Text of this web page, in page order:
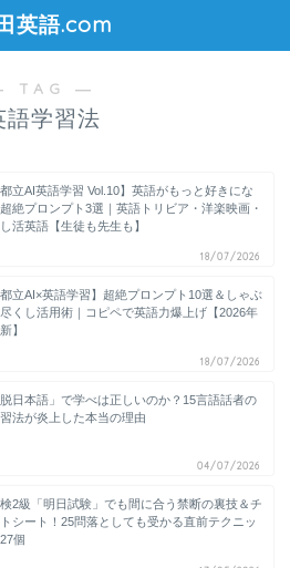
英語.com
TAG ―
語学習法
都立AI英語学習 Vol.10】英語がもっと好きにな
絶プロンプト3選｜英語トリビア・洋楽映画・
活英語【生徒も先生も】
18/07/2026
都立AI×英語学習】超絶プロンプト10選＆しゃぶ
尽くし活用術｜コピペで英語力爆上げ【2026年
】
18/07/2026
脱日本語」で学べは正しいのか？15言語話者の
法が炎上した本当の理由
04/07/2026
2級「明日試験」でも間に合う禁断の裏技＆チ
シート！25問落としても受かる直前テクニッ
個